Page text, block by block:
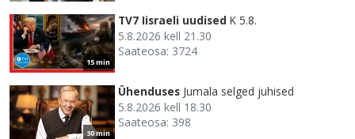
15 min
TV7 Iisraeli uudised K 5.8.
5.8.2026 kell 21.30
Saateosa: 3724
30 min
Ühenduses Jumala selged juhised
5.8.2026 kell 18.30
Saateosa: 398